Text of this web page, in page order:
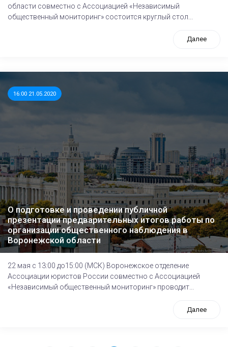
области совместно с Ассоциацией «Независимый
общественный мониторинг» состоится круглый стол...
Далее
16:00 21.05.2020
О подготовке и проведении публичной
презентации предварительных итогов работы по
организации общественного наблюдения в
Воронежской области
22 мая с 13:00 до15:00 (МСК) Воронежское отделение
Ассоциации юристов России совместно с Ассоциацией
«Независимый общественный мониторинг» проводит...
Далее